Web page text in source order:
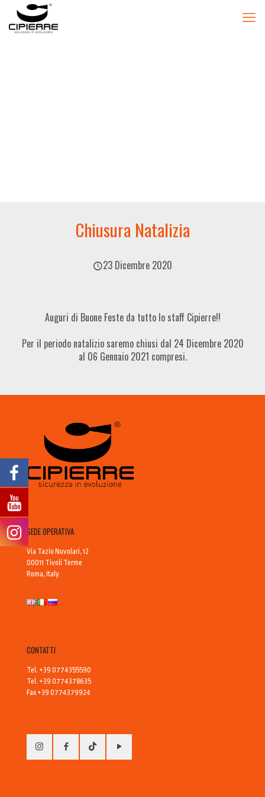
Chiusura Natalizia
23 Dicembre 2020
Auguri di Buone Feste da tutto lo staff Cipierre!!
Per il periodo natalizio saremo chiusi dal 24 Dicembre 2020
al 06 Gennaio 2021 compresi.
SEDE OPERATIVA
Via Tazio Nuvolari, 12
00011 Tivoli Terme
Roma, Italy
CONTATTI
Tel. +39 0774355590
Tel. +39 0774378635
Fax +39 0774379924